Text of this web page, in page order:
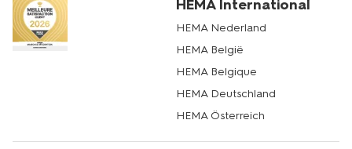
HEMA International
HEMA Nederland
HEMA België
HEMA Belgique
HEMA Deutschland
HEMA Österreich